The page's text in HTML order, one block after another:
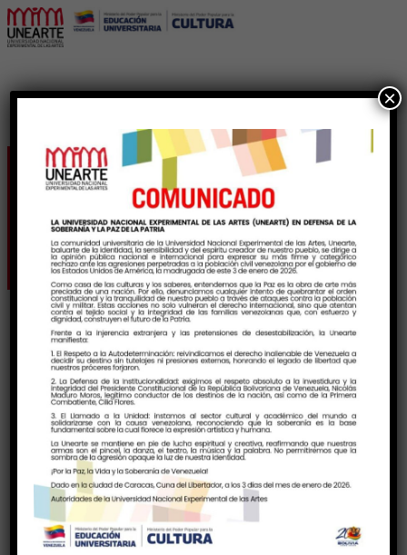
Etiqueta:
DefensaTrabajoDeGrado
×